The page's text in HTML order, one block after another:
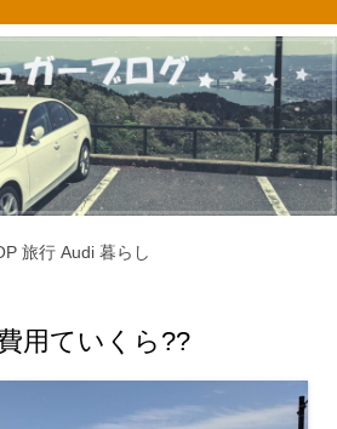
旅行 Audi 暮らし
用ていくら??